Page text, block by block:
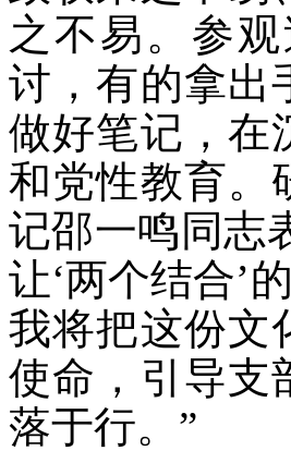
之不易。参
讨，有的拿出
做好笔记，在
和党性教育。
记邵一鸣同志
让‘两个结合’
我将把这份文
使命，引导支
落于行。”